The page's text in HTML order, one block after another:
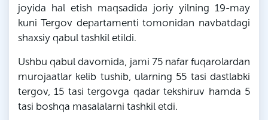
joyida hal etish maqsadida joriy yilning 19-may
kuni Tergov departamenti tomonidan navbatdagi
shaxsiy qabul tashkil etildi.
Ushbu qabul davomida, jami 75 nafar fuqarolardan
murojaatlar kelib tushib, ularning 55 tasi dastlabki
tergov, 15 tasi tergovga qadar tekshiruv hamda 5
tasi boshqa masalalarni tashkil etdi.